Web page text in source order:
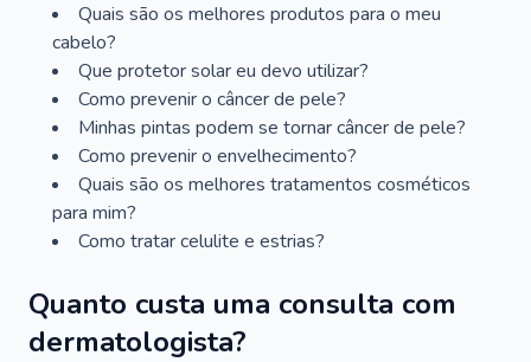
Quais são os melhores produtos para o meu
cabelo?
Que protetor solar eu devo utilizar?
Como prevenir o câncer de pele?
Minhas pintas podem se tornar câncer de pele?
Como prevenir o envelhecimento?
Quais são os melhores tratamentos cosméticos
para mim?
Como tratar celulite e estrias?
Quanto custa uma consulta com
dermatologista?